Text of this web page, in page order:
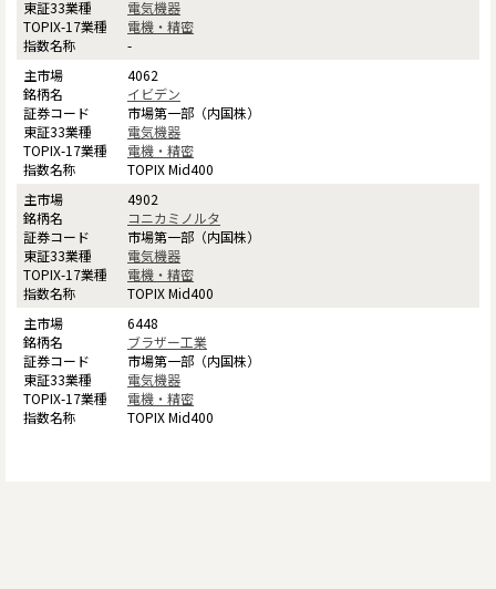
電気機器
電機・精密
-
4062
イビデン
市場第一部（内国株）
電気機器
電機・精密
TOPIX Mid400
4902
コニカミノルタ
市場第一部（内国株）
電気機器
電機・精密
TOPIX Mid400
6448
ブラザー工業
市場第一部（内国株）
電気機器
電機・精密
TOPIX Mid400